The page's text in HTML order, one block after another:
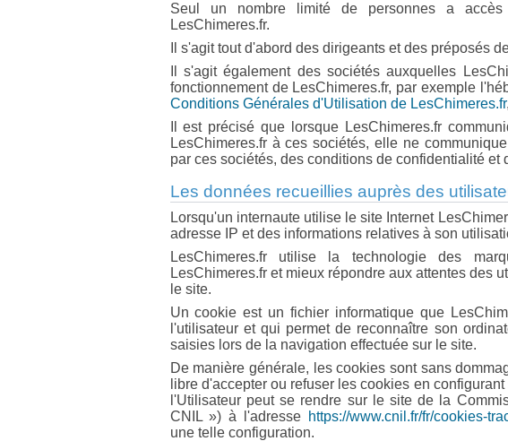
Seul un nombre limité de personnes a
LesChimeres.fr.
Il s'agit tout d'abord des dirigeants et des préposés
Il s'agit également des sociétés auxquelles
fonctionnement de LesChimeres.fr, par exemple
Conditions Générales d'Utilisation de LesChimeres.fr
Il est précisé que lorsque LesChimeres.fr
LesChimeres.fr à ces sociétés, elle ne
par ces sociétés, des conditions de confidentialité et
Les données recueillies auprès des
Lorsqu'un internaute utilise le site Internet
adresse IP et des informations relatives à son
LesChimeres.fr utilise la technologie des
LesChimeres.fr et mieux répondre aux attentes des
le site.
Un cookie est un fichier informatique que
l'utilisateur et qui permet de reconnaître son
saisies lors de la navigation effectuée sur le site.
De manière générale, les cookies sont sans
libre d'accepter ou refuser les cookies en
l'Utilisateur peut se rendre sur le site de la
CNIL ») à l'adresse https://www.cnil.fr/fr/cookies-
une telle configuration.